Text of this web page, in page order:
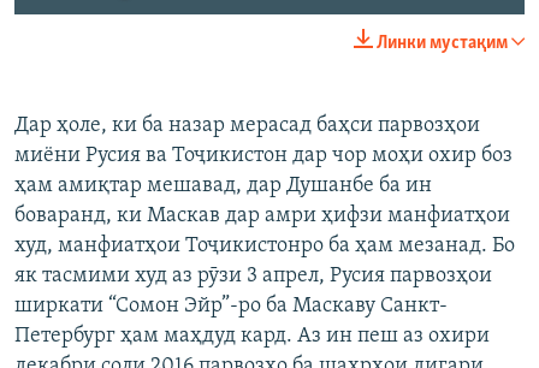
Линки мустақим
Дар ҳоле, ки ба назар мерасад баҳси парвозҳои
миёни Русия ва Тоҷикистон дар чор моҳи охир боз
ҳам амиқтар мешавад, дар Душанбе ба ин
боваранд, ки Маскав дар амри ҳифзи манфиатҳои
худ, манфиатҳои Тоҷикистонро ба ҳам мезанад. Бо
як тасмими худ аз рӯзи 3 апрел, Русия парвозҳои
ширкати “Сомон Эйр”-ро ба Маскаву Санкт-
Петербург ҳам маҳдуд кард. Аз ин пеш аз охири